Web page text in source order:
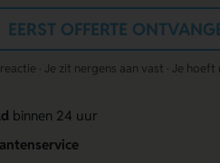
EERST OFFERTE
· Je zit nergens aan vast · Je
binnen 24 uur